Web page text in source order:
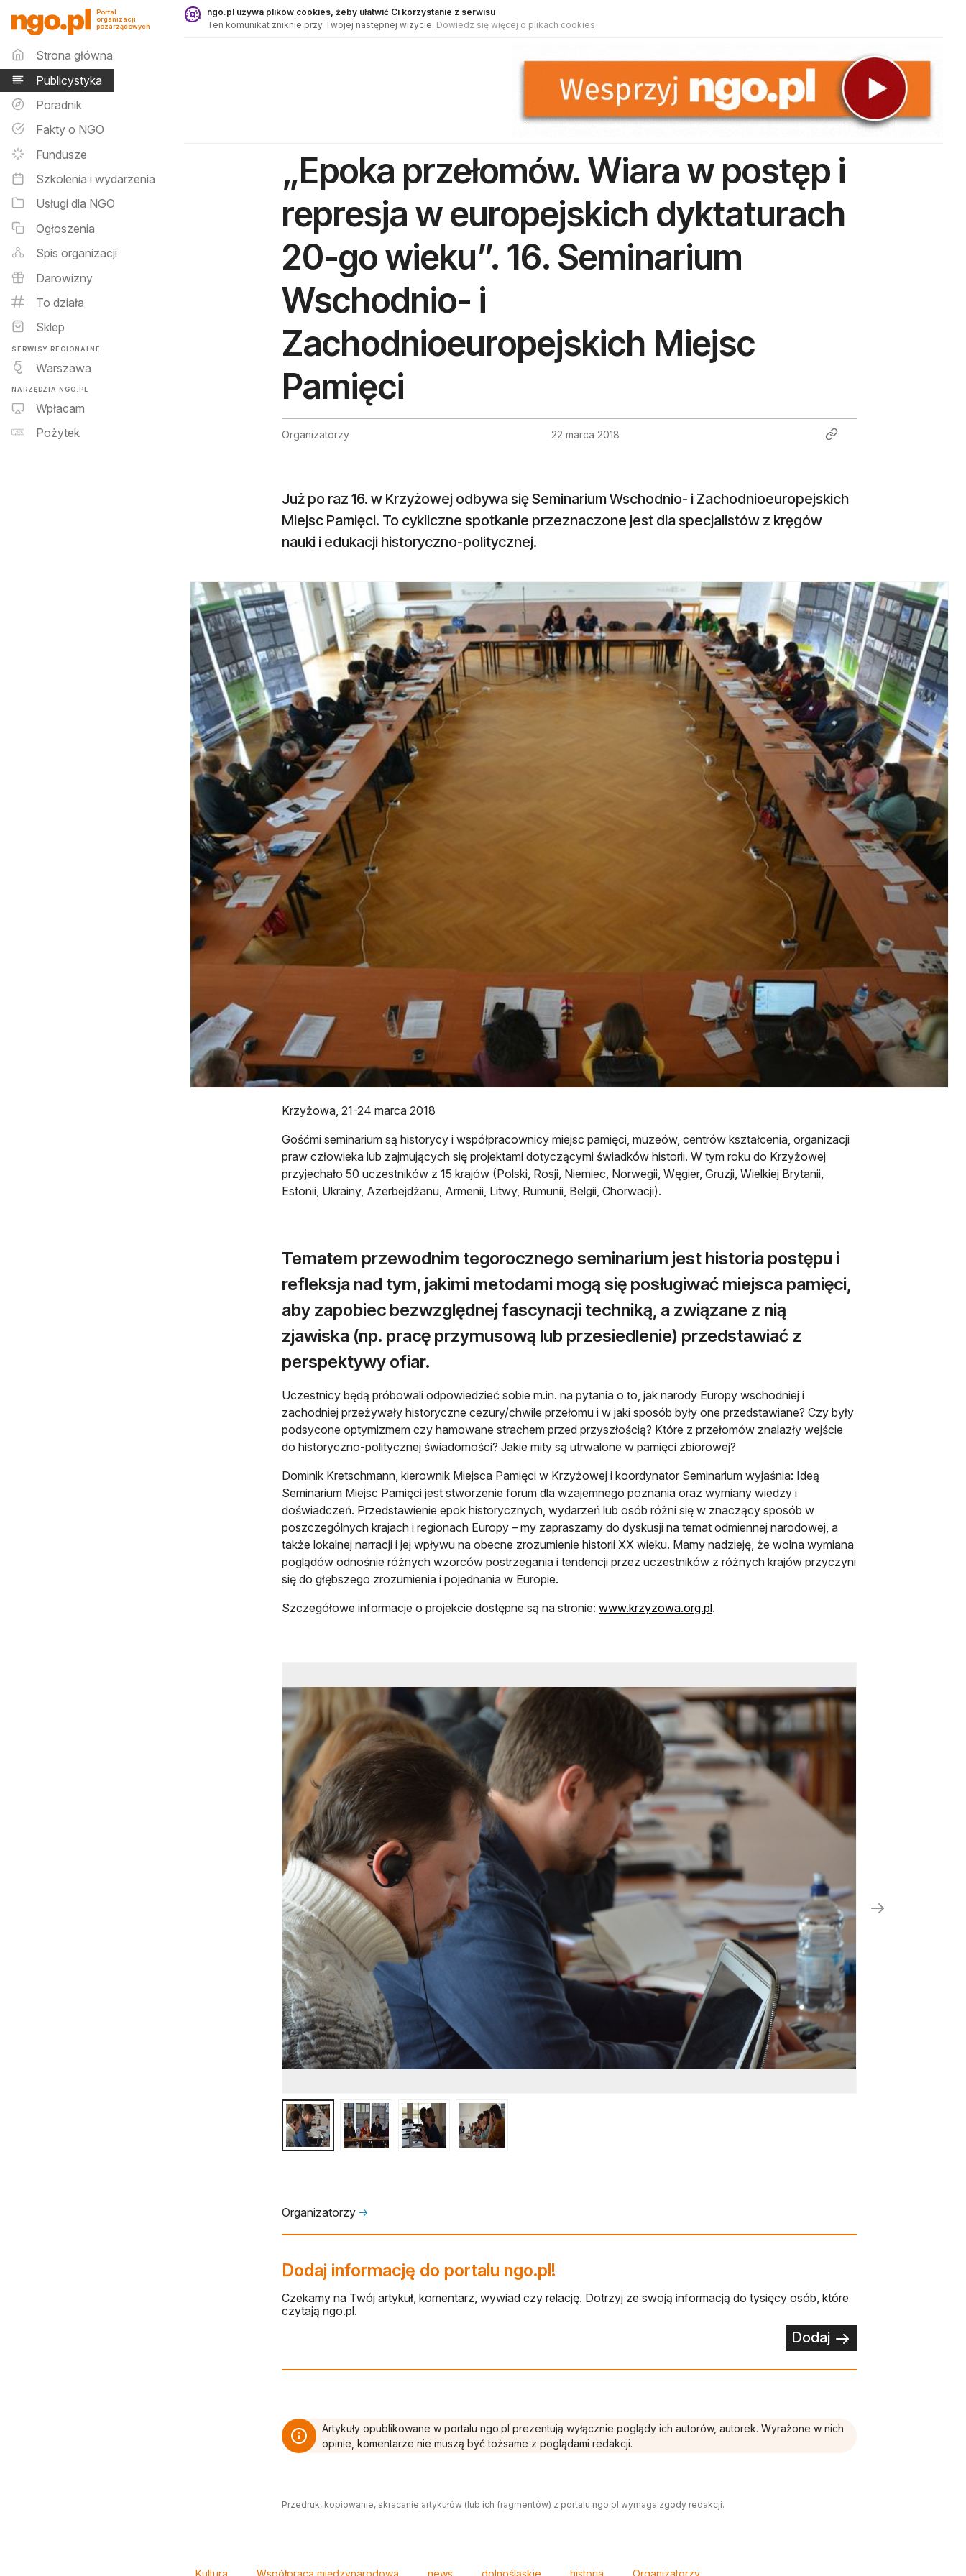
Publicystyka - ngo.pl
Portal
organizacji
pozarządowych
Menu główne
Strona główna
Publicystyka
Poradnik
Fakty o NGO
Fundusze
Szkolenia i wydarzenia
Usługi dla NGO
Ogłoszenia
Spis organizacji
Darowizny
To działa
Sklep
SERWISY REGIONALNE
Warszawa
NARZĘDZIA NGO.PL
Wpłacam
Pożytek
ngo.pl używa plików cookies, żeby ułatwić Ci korzystanie z serwisu
Ten komunikat zniknie przy Twojej następnej wizycie. Dowiedz się więcej o plikach cookies
„Epoka przełomów. Wiara w postęp i
represja w europejskich dyktaturach
20-go wieku”. 16. Seminarium
Wschodnio- i
Zachodnioeuropejskich Miejsc
Pamięci
Organizatorzy 22 marca 2018
Już po raz 16. w Krzyżowej odbywa się Seminarium Wschodnio- i Zachodnioeuropejskich
Miejsc Pamięci. To cykliczne spotkanie przeznaczone jest dla specjalistów z kręgów
nauki i edukacji historyczno-politycznej.
Krzyżowa, 21-24 marca 2018
Gośćmi seminarium są historycy i współpracownicy miejsc pamięci, muzeów, centrów kształcenia, organizacji
praw człowieka lub zajmujących się projektami dotyczącymi świadków historii. W tym roku do Krzyżowej
przyjechało 50 uczestników z 15 krajów (Polski, Rosji, Niemiec, Norwegii, Węgier, Gruzji, Wielkiej Brytanii,
Estonii, Ukrainy, Azerbejdżanu, Armenii, Litwy, Rumunii, Belgii, Chorwacji).
Tematem przewodnim tegorocznego seminarium jest historia postępu i
refleksja nad tym, jakimi metodami mogą się posługiwać miejsca pamięci,
aby zapobiec bezwzględnej fascynacji techniką, a związane z nią
zjawiska (np. pracę przymusową lub przesiedlenie) przedstawiać z
perspektywy ofiar.
Uczestnicy będą próbowali odpowiedzieć sobie m.in. na pytania o to, jak narody Europy wschodniej i
zachodniej przeżywały historyczne cezury/chwile przełomu i w jaki sposób były one przedstawiane? Czy były
podsycone optymizmem czy hamowane strachem przed przyszłością? Które z przełomów znalazły wejście
do historyczno-politycznej świadomości? Jakie mity są utrwalone w pamięci zbiorowej?
Dominik Kretschmann, kierownik Miejsca Pamięci w Krzyżowej i koordynator Seminarium wyjaśnia: Ideą
Seminarium Miejsc Pamięci jest stworzenie forum dla wzajemnego poznania oraz wymiany wiedzy i
doświadczeń. Przedstawienie epok historycznych, wydarzeń lub osób różni się w znaczący sposób w
poszczególnych krajach i regionach Europy – my zapraszamy do dyskusji na temat odmiennej narodowej, a
także lokalnej narracji i jej wpływu na obecne zrozumienie historii XX wieku. Mamy nadzieję, że wolna wymiana
poglądów odnośnie różnych wzorców postrzegania i tendencji przez uczestników z różnych krajów przyczyni
się do głębszego zrozumienia i pojednania w Europie.
Szczegółowe informacje o projekcie dostępne są na stronie: www.krzyzowa.org.pl.
Organizatorzy 🡢
Dodaj informację do portalu ngo.pl!
Czekamy na Twój artykuł, komentarz, wywiad czy relację. Dotrzyj ze swoją informacją do tysięcy osób, które
czytają ngo.pl.
Dodaj
Artykuły opublikowane w portalu ngo.pl prezentują wyłącznie poglądy ich autorów, autorek. Wyrażone w nich
opinie, komentarze nie muszą być tożsame z poglądami redakcji.
Przedruk, kopiowanie, skracanie artykułów (lub ich fragmentów) z portalu ngo.pl wymaga zgody redakcji.
Kultura Współpraca międzynarodowa news dolnośląskie historia Organizatorzy